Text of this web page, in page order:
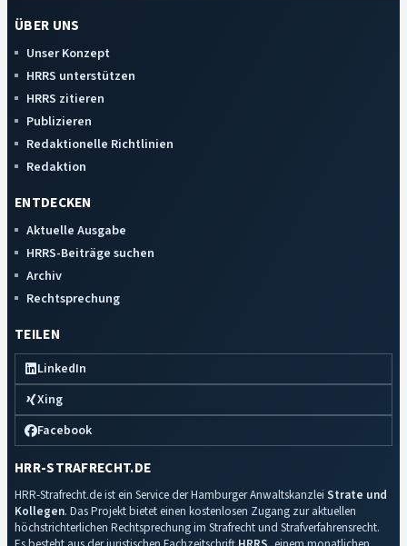
ÜBER UNS
Unser Konzept
HRRS unterstützen
HRRS zitieren
Publizieren
Redaktionelle Richtlinien
Redaktion
ENTDECKEN
Aktuelle Ausgabe
HRRS-Beiträge suchen
Archiv
Rechtsprechung
TEILEN
LinkedIn
Xing
Facebook
HRR-STRAFRECHT.DE
HRR-Strafrecht.de ist ein Service der Hamburger Anwaltskanzlei Strate und
Kollegen. Das Projekt bietet einen kostenlosen Zugang zur aktuellen
höchstrichterlichen Rechtsprechung im Strafrecht und Strafverfahrensrecht.